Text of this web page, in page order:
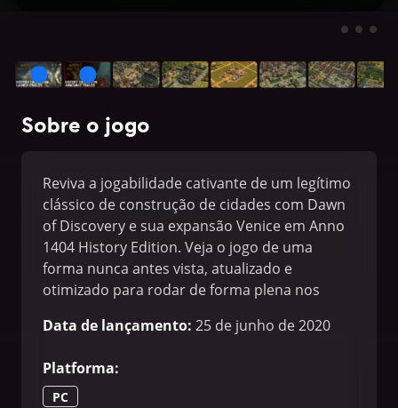
Sobre o jogo
Reviva a jogabilidade cativante de um legítimo
clássico de construção de cidades com Dawn
of Discovery e sua expansão Venice em Anno
1404 History Edition. Veja o jogo de uma
forma nunca antes vista, atualizado e
otimizado para rodar de forma plena nos
resoluções de até 4K. Aproveite todas essas
graças à compatibilidade total com dados
salvos.
Data de lançamento: 25 de junho de 2020
Platforma:
PC